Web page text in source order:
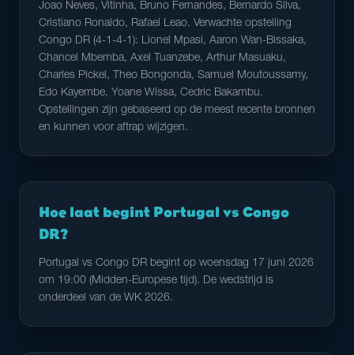
Joao Neves, Vitinha, Bruno Fernandes, Bernardo Silva,
Cristiano Ronaldo, Rafael Leao. Verwachte opstelling
Congo DR (4-1-4-1): Lionel Mpasi, Aaron Wan-Bissaka,
Chancel Mbemba, Axel Tuanzebe, Arthur Masuaku,
Charles Pickel, Theo Bongonda, Samuel Moutoussamy,
Edo Kayembe, Yoane Wissa, Cedric Bakambu.
Opstellingen zijn gebaseerd op de meest recente bronnen
en kunnen voor aftrap wijzigen.
Hoe laat begint Portugal vs Congo
DR?
Portugal vs Congo DR begint op woensdag 17 juni 2026
om 19:00 (Midden-Europese tijd). De wedstrijd is
onderdeel van de WK 2026.